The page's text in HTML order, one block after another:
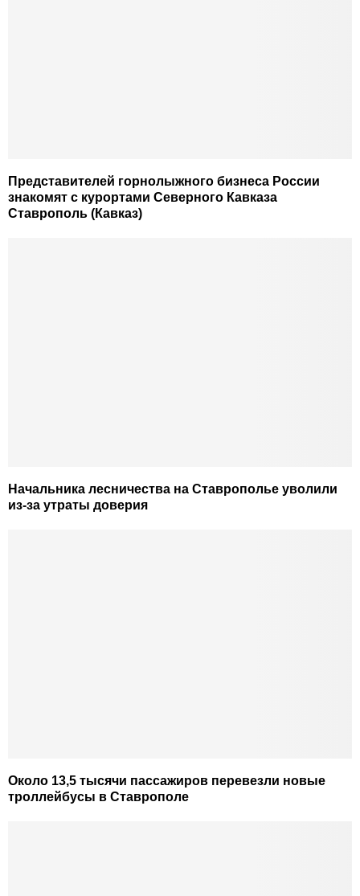
Представителей горнолыжного бизнеса России
знакомят с курортами Северного Кавказа
Ставрополь (Кавказ)
Начальника лесничества на Ставрополье уволили
из-за утраты доверия
Около 13,5 тысячи пассажиров перевезли новые
троллейбусы в Ставрополе